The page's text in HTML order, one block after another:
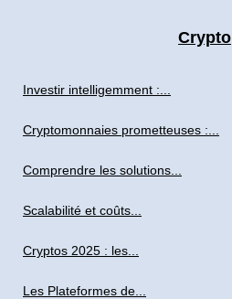
Crypto
Investir intelligemment :...
Cryptomonnaies prometteuses :...
Comprendre les solutions...
Scalabilité et coûts...
Cryptos 2025 : les...
Les Plateformes de...